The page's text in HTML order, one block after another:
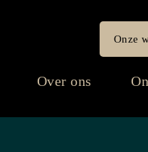
Onze
Over ons